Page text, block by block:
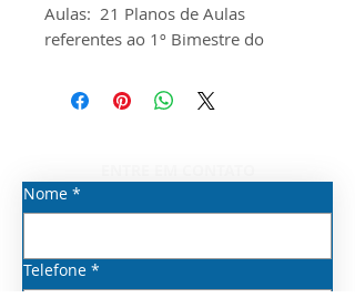
Aulas: 21 Planos de Aulas
referentes ao 1º Bimestre do
Geografia para o 7º Ano do Ensino
Fundamental Anos Finais. O
Priorizado, o Escopo e o Material
Digital disponibilizados pela
Nome *
Telefone *